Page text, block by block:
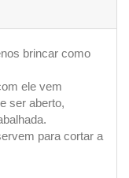
brincar como
ele vem
ser aberto,
para cortar a